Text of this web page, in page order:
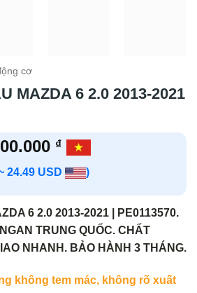
cơ
MAZDA 6 2.0 2013-2021
₫
24.49 USD )
6 2.0 2013-2021 | PE0113570.
TRUNG QUỐC. CHẤT
NHANH. BẢO HÀNH 3 THÁNG.
không tem mác, không rõ xuất